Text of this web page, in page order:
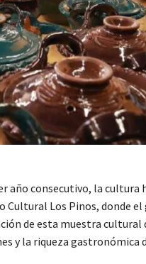
año consecutivo, la cultura
Cultural Los Pinos, donde
de esta muestra cultural
y la riqueza gastronómica